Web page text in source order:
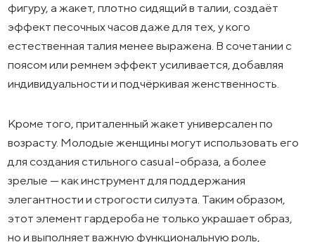
фигуру, а жакет, плотно сидящий в талии, создаёт
эффект песочных часов даже для тех, у кого
естественная талия менее выражена. В сочетании с
поясом или ремнем эффект усиливается, добавляя
индивидуальности и подчёркивая женственность.
Кроме того, приталенный жакет универсален по
возрасту. Молодые женщины могут использовать его
для создания стильного casual-образа, а более
зрелые — как инструмент для поддержания
элегантности и строгости силуэта. Таким образом,
этот элемент гардероба не только украшает образ,
но и выполняет важную функциональную роль,